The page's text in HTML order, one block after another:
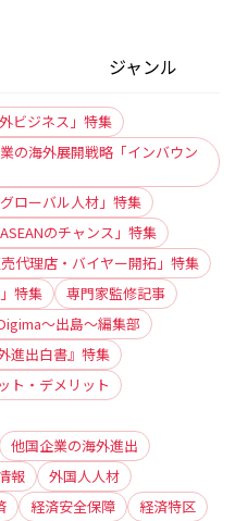
ジャンル
ビジネス」特集
の海外展開戦略「インバウン
ローバル人材」特集
のチャンス」特集
代理店・バイヤー開拓」特集
特集
専門家監修記事
〜出島〜編集部
進出白書』特集
ト・デメリット
他国企業の海外進出
報
外国人人材
経済安全保障
経済特区